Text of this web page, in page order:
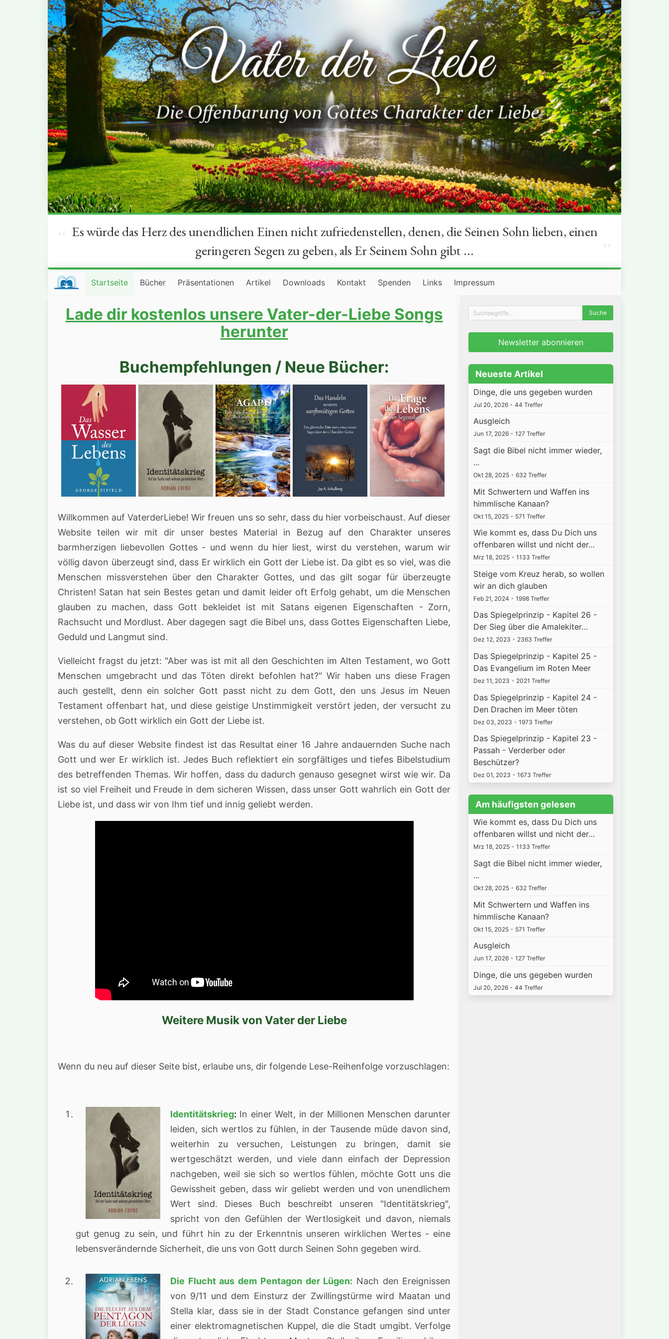
Es würde das Herz des unendlichen Einen nicht zufriedenstellen, denen, die Seinen Sohn lieben, einen
geringeren Segen zu geben, als Er Seinem Sohn gibt ...
Startseite Bücher Präsentationen Artikel Downloads Kontakt Spenden Links Impressum
Lade dir kostenlos unsere Vater-der-Liebe Songs
herunter
Buchempfehlungen / Neue Bücher:
Willkommen auf VaterderLiebe! Wir freuen uns so sehr, dass du hier vorbeischaust. Auf dieser
Website teilen wir mit dir unser bestes Material in Bezug auf den Charakter unseres
barmherzigen liebevollen Gottes - und wenn du hier liest, wirst du verstehen, warum wir
völlig davon überzeugt sind, dass Er wirklich ein Gott der Liebe ist. Da gibt es so viel, was die
Menschen missverstehen über den Charakter Gottes, und das gilt sogar für überzeugte
Christen! Satan hat sein Bestes getan und damit leider oft Erfolg gehabt, um die Menschen
glauben zu machen, dass Gott bekleidet ist mit Satans eigenen Eigenschaften - Zorn,
Rachsucht und Mordlust. Aber dagegen sagt die Bibel uns, dass Gottes Eigenschaften Liebe,
Geduld und Langmut sind.
Vielleicht fragst du jetzt: "Aber was ist mit all den Geschichten im Alten Testament, wo Gott
Menschen umgebracht und das Töten direkt befohlen hat?" Wir haben uns diese Fragen
auch gestellt, denn ein solcher Gott passt nicht zu dem Gott, den uns Jesus im Neuen
Testament offenbart hat, und diese geistige Unstimmigkeit verstört jeden, der versucht zu
verstehen, ob Gott wirklich ein Gott der Liebe ist.
Was du auf dieser Website findest ist das Resultat einer 16 Jahre andauernden Suche nach
Gott und wer Er wirklich ist. Jedes Buch reflektiert ein sorgfältiges und tiefes Bibelstudium
des betreffenden Themas. Wir hoffen, dass du dadurch genauso gesegnet wirst wie wir. Da
ist so viel Freiheit und Freude in dem sicheren Wissen, dass unser Gott wahrlich ein Gott der
Liebe ist, und dass wir von Ihm tief und innig geliebt werden.
Weitere Musik von Vater der Liebe
Wenn du neu auf dieser Seite bist, erlaube uns, dir folgende Lese-Reihenfolge vorzuschlagen:
Identitätskrieg: In einer Welt, in der Millionen Menschen darunter
leiden, sich wertlos zu fühlen, in der Tausende müde davon sind,
weiterhin zu versuchen, Leistungen zu bringen, damit sie
wertgeschätzt werden, und viele dann einfach der Depression
nachgeben, weil sie sich so wertlos fühlen, möchte Gott uns die
Gewissheit geben, dass wir geliebt werden und von unendlichem
Wert sind. Dieses Buch beschreibt unseren "Identitätskrieg",
spricht von den Gefühlen der Wertlosigkeit und davon, niemals
gut genug zu sein, und führt hin zu der Erkenntnis unseren wirklichen Wertes - eine
lebensverändernde Sicherheit, die uns von Gott durch Seinen Sohn gegeben wird.
Die Flucht aus dem Pentagon der Lügen: Nach den Ereignissen
von 9/11 und dem Einsturz der Zwillingstürme wird Maatan und
Stella klar, dass sie in der Stadt Constance gefangen sind unter
einer elektromagnetischen Kuppel, die die Stadt umgibt. Verfolge
Newsletter abonnieren
Neueste Artikel
Dinge, die uns gegeben wurden
Jul 20, 2026 • 44 Treffer
Ausgleich
Jun 17, 2026 • 127 Treffer
Sagt die Bibel nicht immer wieder,
...
Okt 28, 2025 • 632 Treffer
Mit Schwertern und Waffen ins
himmlische Kanaan?
Okt 15, 2025 • 571 Treffer
Wie kommt es, dass Du Dich uns
offenbaren willst und nicht der…
Mrz 18, 2025 • 1133 Treffer
Steige vom Kreuz herab, so wollen
wir an dich glauben
Feb 21, 2024 • 1998 Treffer
Das Spiegelprinzip - Kapitel 26 -
Der Sieg über die Amalekiter…
Dez 12, 2023 • 2363 Treffer
Das Spiegelprinzip - Kapitel 25 -
Das Evangelium im Roten Meer
Dez 11, 2023 • 2021 Treffer
Das Spiegelprinzip - Kapitel 24 -
Den Drachen im Meer töten
Dez 03, 2023 • 1973 Treffer
Das Spiegelprinzip - Kapitel 23 -
Passah - Verderber oder
Beschützer?
Dez 01, 2023 • 1673 Treffer
Am häufigsten gelesen
Wie kommt es, dass Du Dich uns
offenbaren willst und nicht der…
Mrz 18, 2025 • 1133 Treffer
Sagt die Bibel nicht immer wieder,
...
Okt 28, 2025 • 632 Treffer
Mit Schwertern und Waffen ins
himmlische Kanaan?
Okt 15, 2025 • 571 Treffer
Ausgleich
Jun 17, 2026 • 127 Treffer
Dinge, die uns gegeben wurden
Jul 20, 2026 • 44 Treffer